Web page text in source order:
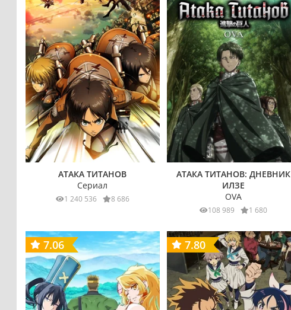
АТАКА ТИТАНОВ
Сериал
1 240 536 8 686
АТАКА ТИТАНОВ: ДНЕВНИК
ИЛЗЕ
OVA
108 989 1 680
7.06 7.80